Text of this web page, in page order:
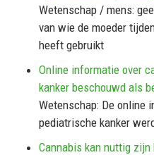
Wetenschap / mens:
van wie de moeder
heeft gebruikt
Online informatie over
kanker beschouwd als
Wetenschap: De online
pediatrische kanker
Cannabis kan nuttig